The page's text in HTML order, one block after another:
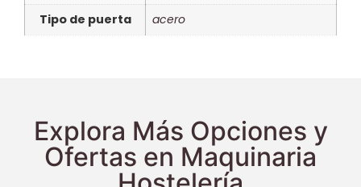
Tipo de puerta
acero
Explora Más Opciones y
Ofertas en Maquinaria